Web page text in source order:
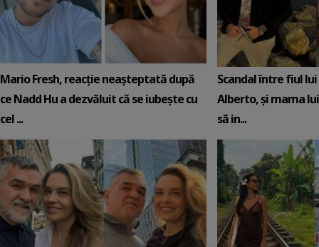
Mario Fresh, reacție neașteptată după
ce Nadd Hu a dezvăluit că se iubește cu
cel ...
Scandal între fiul
Alberto, și mama
să in...